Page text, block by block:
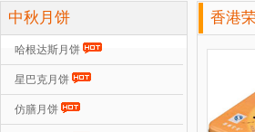
中秋月饼
哈根达斯月饼
星巴克月饼
仿膳月饼
香港